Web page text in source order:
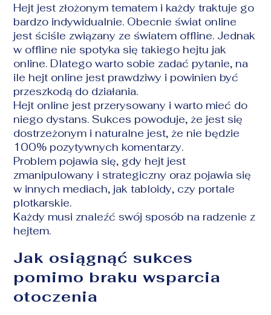
Hejt jest złożonym tematem i każdy traktuje go
bardzo indywidualnie. Obecnie świat online
jest ściśle związany ze światem offline. Jednak
w offline nie spotyka się takiego hejtu jak
online. Dlatego warto sobie zadać pytanie, na
ile hejt online jest prawdziwy i powinien być
przeszkodą do działania.
Hejt online jest przerysowany i warto mieć do
niego dystans. Sukces powoduje, że jest się
dostrzeżonym i naturalne jest, że nie będzie
100% pozytywnych komentarzy.
Problem pojawia się, gdy hejt jest
zmanipulowany i strategiczny oraz pojawia się
w innych mediach, jak tabloidy, czy portale
plotkarskie.
Każdy musi znaleźć swój sposób na radzenie z
hejtem.
Jak osiągnąć sukces
pomimo braku wsparcia
otoczenia